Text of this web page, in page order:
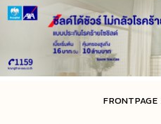
FRONTPAGE